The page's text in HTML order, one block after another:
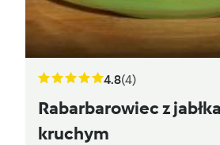
4.8(4)
Rabarbarowiec z
kruchym